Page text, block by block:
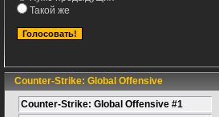
Такой же
Counter-Strike: Global Offensive
Counter-Strike: Global Offensive #1